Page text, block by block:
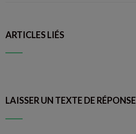
ARTICLES LIÉS
LAISSER UN TEXTE DE RÉPONSE